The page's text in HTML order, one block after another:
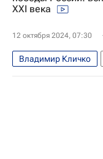
XXI века
12 октября 2024, 07:30
Владимир Кличко
Спорт — видео